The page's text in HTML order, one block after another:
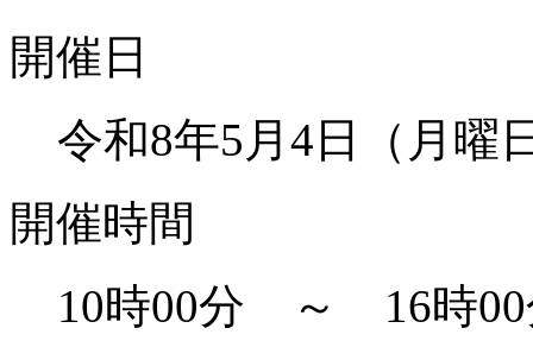
開催日
令和8年5月4日（月曜
開催時間
10時00分 ～ 16時00